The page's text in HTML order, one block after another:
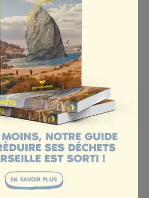
plateforme numérique
enseignant.e.s
événement de clôture
ET RESEAU (10%)
de savoirs et de méthodes
groupes locaux Zero Waste
ponctuelle aux événements
(apéro bénévoles,
aux Rencontres Nationales
Locaux (printemps)
la gestion et animation des outils